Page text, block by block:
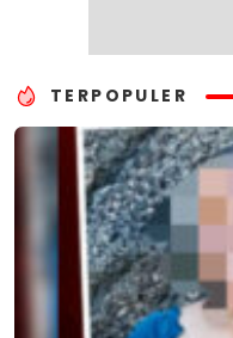
TERPOPULER